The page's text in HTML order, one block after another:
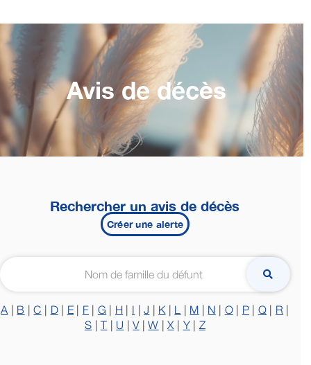
Avis de décès
Rechercher un avis de décès
Créer une alerte
A B |C D| E| F G H I |J K L M N O| P| Q R
S |T U |V|W |X Y| Z